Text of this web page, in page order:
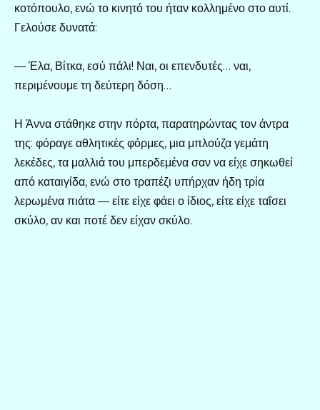
κοτόπουλο, ενώ το κινητό του ήταν κολλημένο στο αυτί.
Γελούσε δυνατά:
— Έλα, Βίτκα, εσύ πάλι! Ναι, οι επενδυτές… ναι,
περιμένουμε τη δεύτερη δόση…
Η Άννα στάθηκε στην πόρτα, παρατηρώντας τον άντρα
της: φόραγε αθλητικές φόρμες, μια μπλούζα γεμάτη
λεκέδες, τα μαλλιά του μπερδεμένα σαν να είχε σηκωθεί
από καταιγίδα, ενώ στο τραπέζι υπήρχαν ήδη τρία
λερωμένα πιάτα — είτε είχε φάει ο ίδιος, είτε είχε ταΐσει
σκύλο, αν και ποτέ δεν είχαν σκύλο.